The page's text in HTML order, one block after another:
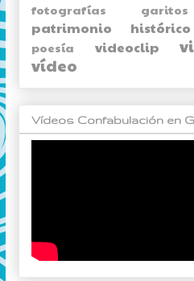
fotografías garitos
patrimonio histórico
poesía videoclip
vídeo
Vídeos Confabulación en